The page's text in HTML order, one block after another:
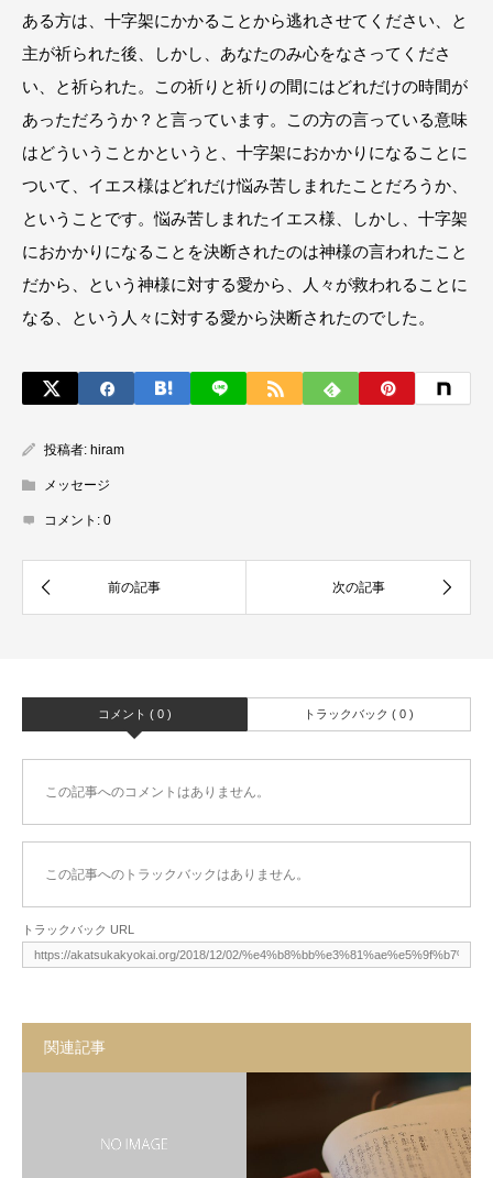
ある方は、十字架にかかることから逃れさせてください、と
主が祈られた後、しかし、あなたのみ心をなさってくださ
い、と祈られた。この祈りと祈りの間にはどれだけの時間が
あっただろうか？と言っています。この方の言っている意味
はどういうことかというと、十字架におかかりになることに
ついて、イエス様はどれだけ悩み苦しまれたことだろうか、
ということです。悩み苦しまれたイエス様、しかし、十字架
におかかりになることを決断されたのは神様の言われたこと
だから、という神様に対する愛から、人々が救われることに
なる、という人々に対する愛から決断されたのでした。
投稿者: hiram
メッセージ
コメント: 0
コメント ( 0 ) トラックバック ( 0 )
この記事へのコメントはありません。
この記事へのトラックバックはありません。
トラックバック URL
関連記事